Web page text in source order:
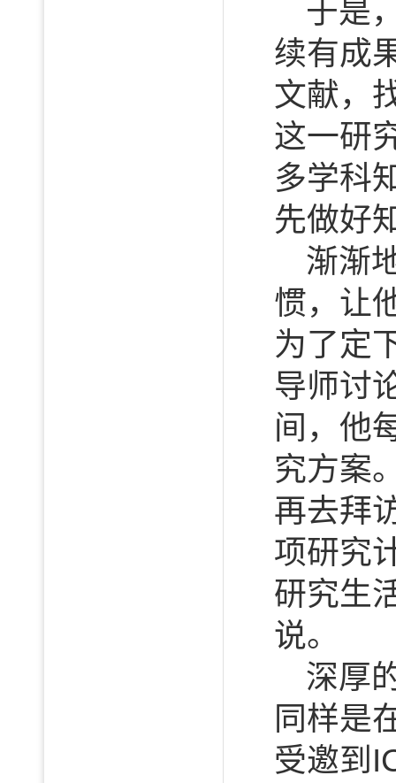
于是
续有成
文献，
这一研
多学科
先做好
渐渐
惯，让
为了定
导师讨
间，他
究方案
再去拜
项研究
研究生
说。
深厚
同样是
受邀到